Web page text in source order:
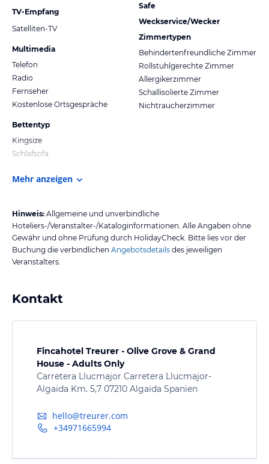
TV-Empfang
Satelliten-TV
Multimedia
Telefon
Radio
Fernseher
Kostenlose Ortsgespräche
Bettentyp
Kingsize
Schlafsofa
Safe
Weckservice/Wecker
Zimmertypen
Behindertenfreundliche Zimmer
Rollstuhlgerechte Zimmer
Allergikerzimmer
Schallisolierte Zimmer
Nichtraucherzimmer
Mehr anzeigen
Hinweis: Allgemeine und unverbindliche
Hoteliers-/Veranstalter-/Kataloginformationen. Alle Angaben ohne
Gewähr und ohne Prüfung durch HolidayCheck. Bitte lies vor der
Buchung die verbindlichen Angebotsdetails des jeweiligen
Veranstalters.
Kontakt
Fincahotel Treurer - Olive Grove & Grand
House - Adults Only
Carretera Llucmajor Carretera Llucmajor-
Algaida Km. 5,7 07210 Algaida Spanien
hello@treurer.com
+34971665994